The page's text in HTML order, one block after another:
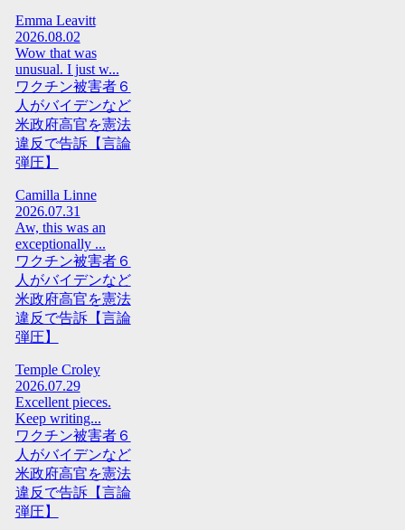
Emma Leavitt
2026.08.02
Wow that was
unusual. I just w...
ワクチン被害者６
人がバイデンなど
米政府高官を憲法
違反で告訴【言論
弾圧】
Camilla Linne
2026.07.31
Aw, this was an
exceptionally ...
ワクチン被害者６
人がバイデンなど
米政府高官を憲法
違反で告訴【言論
弾圧】
Temple Croley
2026.07.29
Excellent pieces.
Keep writing...
ワクチン被害者６
人がバイデンなど
米政府高官を憲法
違反で告訴【言論
弾圧】